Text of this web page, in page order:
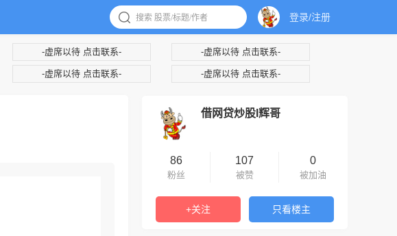
登录/注册
借网贷炒股I辉哥
86
粉丝
107
被赞
0
被加油
+关注 只看楼主
-虚席以待 点击联系- -虚席以待 点击联系-
-虚席以待 点击联系- -虚席以待 点击联系-